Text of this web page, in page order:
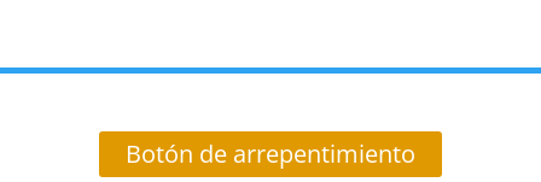
Botón de arrepentimiento